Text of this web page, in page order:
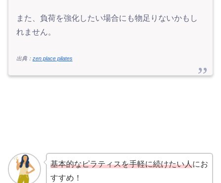
また、負荷を強化したい場合にも物足りないかもし
れません。
出典： zen place pilates
基本的なピラティスを手軽に続けたい人にお
すすめ！